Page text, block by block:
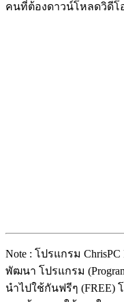
คนที่ต้องดาวน์โหลดวิดีโ
Note : โปรแกรม ChrisPC
พัฒนา โปรแกรม
นำไปใช้กันฟรีๆ (FREE)